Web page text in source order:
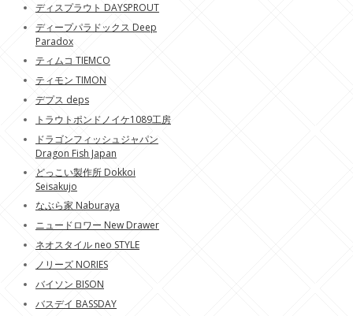
ディスプラウト DAYSPROUT
ディープパラドックス Deep
Paradox
ティムコ TIEMCO
ティモン TIMON
デプス deps
トラウトポンドノイケ1089工房
ドラゴンフィッシュジャパン
Dragon Fish Japan
どっこい製作所 Dokkoi
Seisakujo
なぶら家 Naburaya
ニュードロワー New Drawer
ネオスタイル neo STYLE
ノリーズ NORIES
バイソン BISON
バスデイ BASSDAY